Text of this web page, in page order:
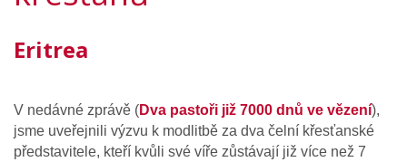
Eritrea
V nedávné zprávě (Dva pastoři již 7000 dnů ve vězení),
jsme uveřejnili výzvu k modlitbě za dva čelní křesťanské
představitele, kteří kvůli své víře zůstávají již více než 7